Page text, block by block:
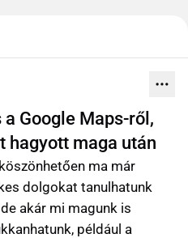
Google Maps-ről,
hagyott maga után
ma már
dolgokat tanulhatunk
akár mi magunk is
például a